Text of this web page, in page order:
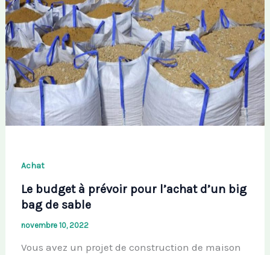
Achat
Le budget à prévoir pour l’achat d’un big
bag de sable
novembre 10, 2022
Vous avez un projet de construction de maison